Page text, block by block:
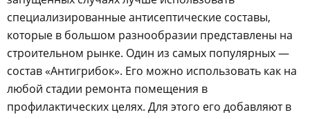
специализированные антисептические составы,
которые в большом разнообразии представлены на
строительном рынке. Один из самых популярных —
состав «Антигрибок». Его можно использовать как на
любой стадии ремонта помещения в
профилактических целях. Для этого его добавляют в